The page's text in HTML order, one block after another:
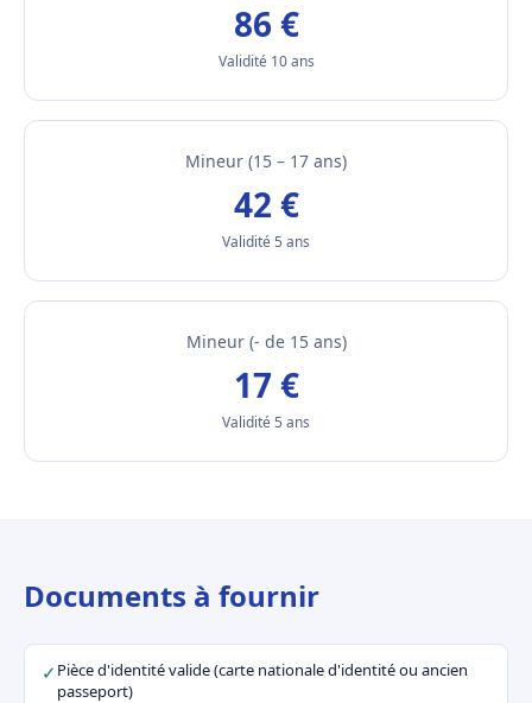
86 €
Validité 10 ans
Mineur (15 – 17 ans)
42 €
Validité 5 ans
Mineur (- de 15 ans)
17 €
Validité 5 ans
Documents à fournir
✓ Pièce d'identité valide (carte nationale d'identité ou ancien
passeport)